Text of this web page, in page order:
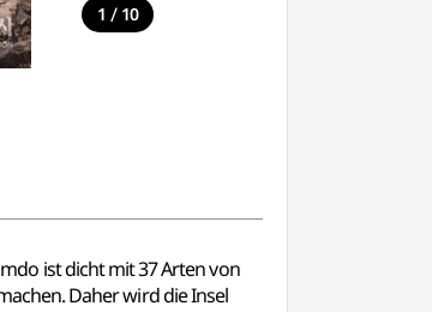
1 / 10
ist dicht mit 37 Arten von
Daher wird die Insel